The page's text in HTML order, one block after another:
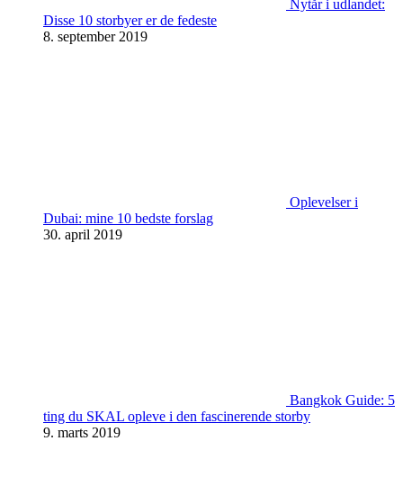
Nytår i udlandet:
Disse 10 storbyer er de fedeste
8. september 2019
Oplevelser i
Dubai: mine 10 bedste forslag
30. april 2019
Bangkok Guide: 5
ting du SKAL opleve i den fascinerende storby
9. marts 2019